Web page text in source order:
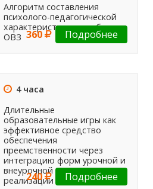
Алгоритм составления
психолого-педагогической
характеристики на ребенка с
ОВЗ 360 Подробнее
4 часа
Длительные
образовательные игры как
эффективное средство
обеспечения
преемственности через
интеграцию форм урочной и
внеурочной деятельности в
реализации ФГОС
240 Подробнее